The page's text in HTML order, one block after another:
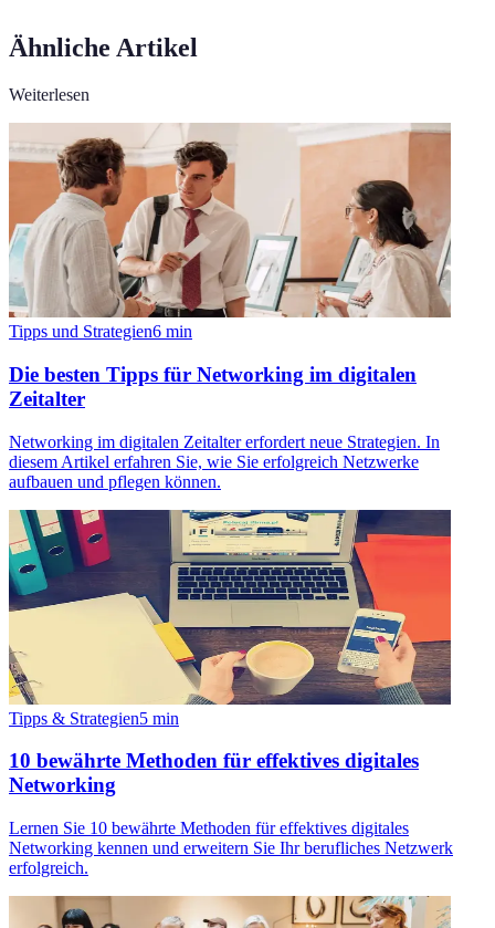
Ähnliche Artikel
Weiterlesen
Tipps und Strategien6 min
Die besten Tipps für Networking im digitalen
Zeitalter
Networking im digitalen Zeitalter erfordert neue Strategien. In
diesem Artikel erfahren Sie, wie Sie erfolgreich Netzwerke
aufbauen und pflegen können.
Tipps & Strategien5 min
10 bewährte Methoden für effektives digitales
Networking
Lernen Sie 10 bewährte Methoden für effektives digitales
Networking kennen und erweitern Sie Ihr berufliches Netzwerk
erfolgreich.